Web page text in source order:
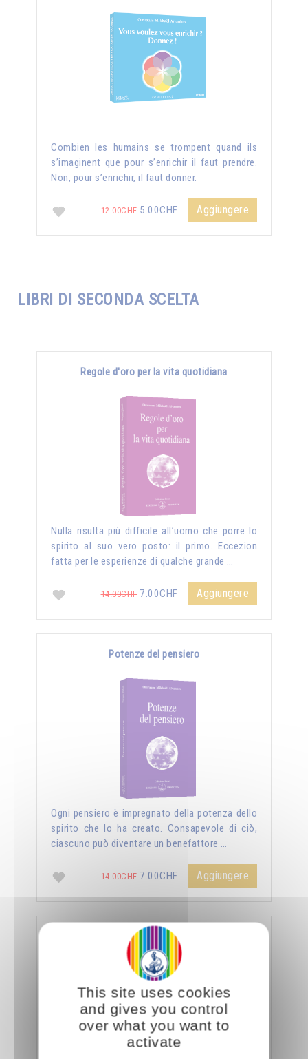
Combien les humains se trompent quand ils
s’imaginent que pour s’enrichir il faut prendre.
Non, pour s’enrichir, il faut donner.
12.00CHF5.00CHF Aggiungere
LIBRI DI SECONDA SCELTA
Regole d'oro per la vita quotidiana
Nulla risulta più difficile all’uomo che porre lo
spirito al suo vero posto: il primo. Eccezion
fatta per le esperienze di qualche grande …
14.00CHF7.00CHF Aggiungere
Potenze del pensiero
Ogni pensiero è impregnato della potenza dello
spirito che lo ha creato. Consapevole di ciò,
ciascuno può diventare un benefattore …
14.00CHF7.00CHF Aggiungere
La sessualità forza del cielo
This site uses cookies
and gives you control
over what you want to
activate